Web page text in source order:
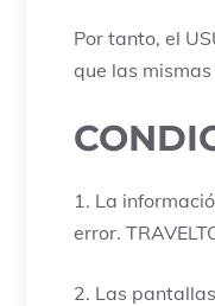
Por tanto, el
que las
1. La
error.
2. Las